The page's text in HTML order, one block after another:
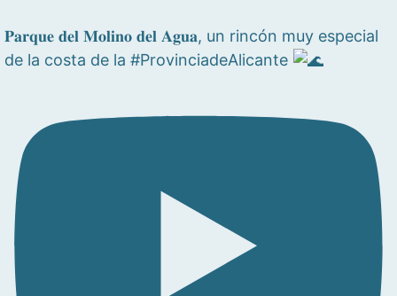
𝐏𝐚𝐫𝐪𝐮𝐞 𝐝𝐞𝐥 𝐌𝐨𝐥𝐢𝐧𝐨 𝐝𝐞𝐥 𝐀𝐠𝐮𝐚, un rincón muy especial
de la costa de la #ProvinciadeAlicante